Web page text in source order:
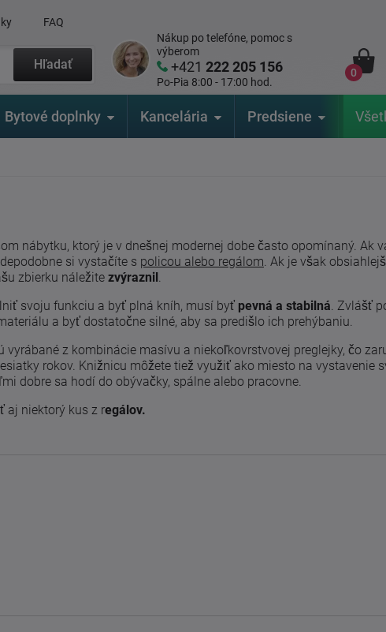
FAQ
Hľadať
Nákup po telefóne, pomoc s
výberom
+421222 205 156
Po-Pia 8:00 - 17:00 hod.
0
Bytové doplnky Kancelária Predsiene
nábytku, ktorý je v dnešnej modernej dobe často opomínaný. Ak
si vystačíte s policou alebo regálom. Ak je však
zbierku náležite zvýraznil.
svoju funkciu a byť plná kníh, musí byť pevná a stabilná. Zvlášť
a byť dostatočne silné, aby sa predišlo ich prehýbaniu.
vyrábané z kombinácie masívu a niekoľkovrstvovej preglejky, čo
rokov. Knižnicu môžete tiež využiť ako miesto na vystavenie
dobre sa hodí do obývačky, spálne alebo pracovne.
aj niektorý kus z regálov.